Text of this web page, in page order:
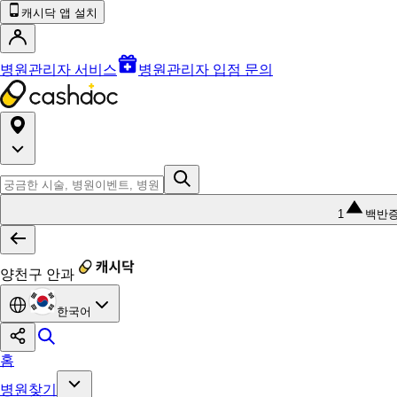
캐시닥 앱 설치
병원관리자 서비스 병원관리자 입점 문의
1 백반
양천구 안과
한국어
홈
병원찾기